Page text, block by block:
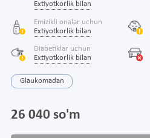
Extiyotkorlik bilan
Emizikli onalar uchun
Extiyotkorlik bilan
Diabetiklar uchun
Extiyotkorlik bilan
Glaukomadan
26 040 so'm